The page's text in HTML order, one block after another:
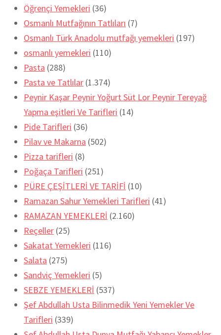
Öğrençi Yemekleri (36)
Osmanlı Mutfağının Tatlıları (7)
Osmanlı Türk Anadolu mutfağı yemekleri (197)
osmanlı yemekleri (110)
Pasta (288)
Pasta ve Tatlılar (1.374)
Peynir Kaşar Peynir Yoğurt Süt Lor Peynir Tereyağ
Yapma eşitleri Ve Tarifleri (14)
Pide Tarifleri (36)
Pilav ve Makarna (502)
Pizza tarifleri (8)
Poğaça Tarifleri (251)
PÜRE ÇEŞİTLERİ VE TARİFİ (10)
Ramazan Sahur Yemekleri Tarifleri (41)
RAMAZAN YEMEKLERİ (2.160)
Reçeller (25)
Sakatat Yemekleri (116)
Salata (275)
Sandviç Yemekleri (5)
SEBZE YEMEKLERİ (537)
Şef Abdullah Usta Bilinmedik Yeni Yemekler Ve
Tarifleri (339)